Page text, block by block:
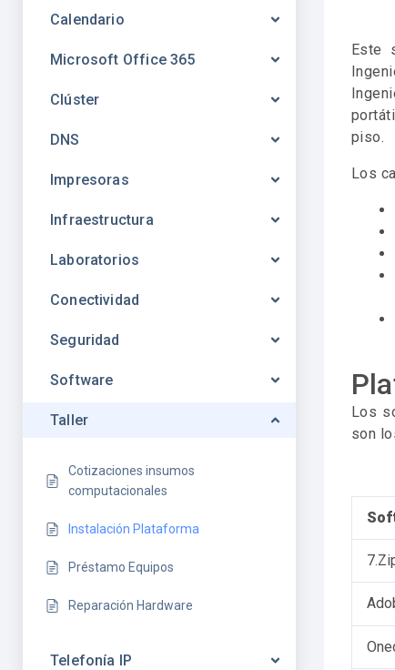
Calendario
Microsoft Office 365
Clúster
DNS
Impresoras
Infraestructura
Laboratorios
Conectividad
Seguridad
Software
Taller
Cotizaciones insumos
computacionales
Instalación Plataforma
Préstamo Equipos
Reparación Hardware
Telefonía IP
Este
piso.
Los
Los
son